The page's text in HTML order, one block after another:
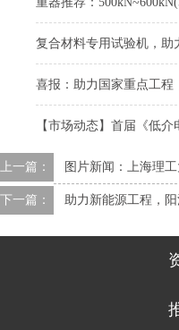
复合材料专用试验机，助
喜报：助力国家重点工程，服务
【市场动态】首届《低介电低介损材料
上一篇： 图片新闻：上海理
下一篇： 助力新能源工程，